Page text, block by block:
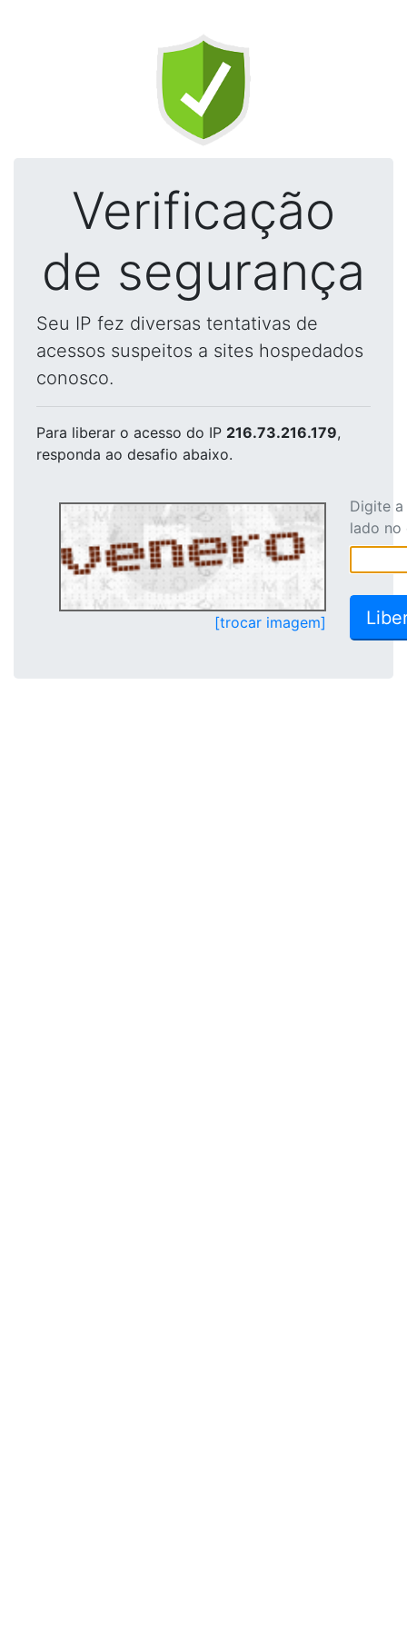
Verificação
de segurança
Seu IP fez diversas tentativas de
acessos suspeitos a sites hospedados
conosco.
Para liberar o acesso do IP 216.73.216.179,
responda ao desafio abaixo.
[trocar imagem]
Digite
lado no